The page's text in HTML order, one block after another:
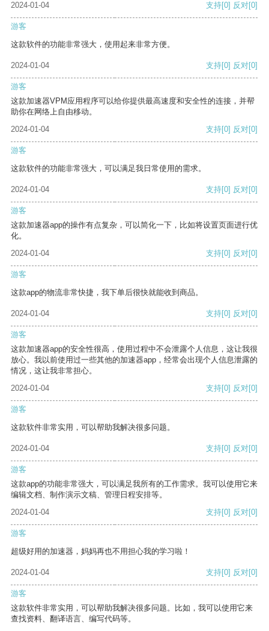
2024-01-04 支持[0] 反对[0]
游客
这款软件的功能非常强大，使用起来非常方便。
2024-01-04 支持[0] 反对[0]
游客
这款加速器VPM应用程序可以给你提供最高速度和安全性的连接，并帮
助你在网络上自由移动。
2024-01-04
支持[0] 反对[0]
游客
这款软件的功能非常强大，可以满足我日常使用的需求。
2024-01-04 支持[0] 反对[0]
游客
这款加速器app的操作有点复杂，可以简化一下，比如将设置页面进行优
化。
2024-01-04
支持[0] 反对[0]
游客
这款app的物流非常快捷，我下单后很快就能收到商品。
2024-01-04 支持[0] 反对[0]
游客
这款加速器app的安全性很高，使用过程中不会泄露个人信息，这让我很
放心。我以前使用过一些其他的加速器app，经常会出现个人信息泄露的
情况，这让我非常担心。
2024-01-04
支持[0] 反对[0]
游客
这款软件非常实用，可以帮助我解决很多问题。
2024-01-04 支持[0] 反对[0]
游客
这款app的功能非常强大，可以满足我所有的工作需求。我可以使用它来
编辑文档、制作演示文稿、管理日程安排等。
2024-01-04
支持[0] 反对[0]
游客
超级好用的加速器，妈妈再也不用担心我的学习啦！
2024-01-04 支持[0] 反对[0]
游客
这款软件非常实用，可以帮助我解决很多问题。比如，我可以使用它来
查找资料、翻译语言、编写代码等。